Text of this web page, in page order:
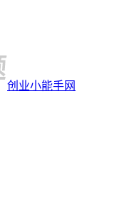
创业小能手网